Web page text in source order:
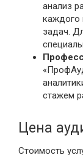
анализ
каждого
задач.
стажем
Цена
Стоимость